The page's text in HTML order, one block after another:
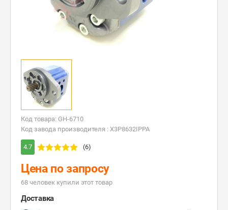
Код товара: GH-6710
Код завода производителя : X3P8632IPPA
4.7 (6)
Цена по запросу
68 человек купили этот товар
Доставка